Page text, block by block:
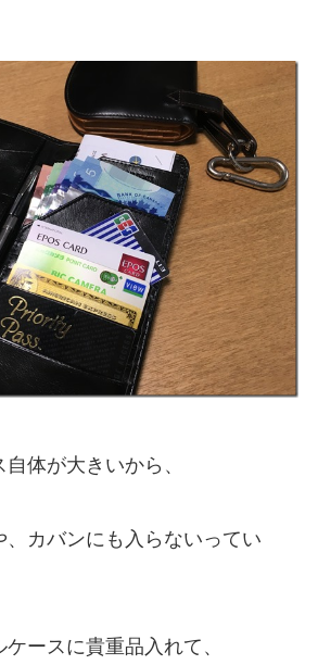
体が大きいから、
、カバンにも入らないってい
ースに貴重品入れて、